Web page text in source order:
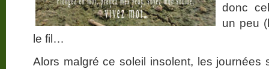
donc
un peu
le fil…
Alors malgré ce soleil insolent, les journées